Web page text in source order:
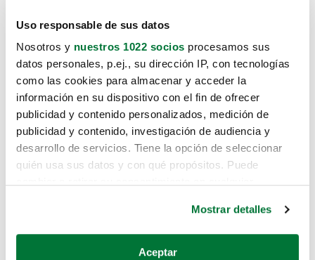
Uso responsable de sus datos
Nosotros y nuestros 1022 socios procesamos sus
datos personales, p.ej., su dirección IP, con tecnologías
como las cookies para almacenar y acceder la
información en su dispositivo con el fin de ofrecer
publicidad y contenido personalizados, medición de
publicidad y contenido, investigación de audiencia y
desarrollo de servicios. Tiene la opción de seleccionar
quién usa sus datos y con qué propósitos. Puede
Si lo permite, también quisiéramos:
Mostrar detalles
Aceptar
Lo sentimos, no sabemos como
te hemos traido hasta aquí.
Pero puedes encontrar el coche que estás
buscando en alguno de estos enlaces:
Coches de segunda mano